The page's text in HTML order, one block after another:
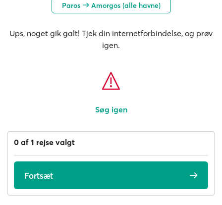
Paros Amorgos (alle havne)
Ups, noget gik galt! Tjek din internetforbindelse, og prøv
igen.
Søg igen
0 af 1 rejse valgt
Fortsæt